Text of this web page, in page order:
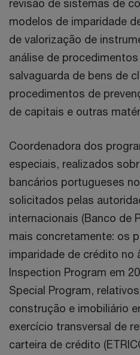
revisão de sistemas de
modelos de imparidade
de valorização de
análise de
salvaguarda de bens de
procedimentos de
de capitais e outras
Coordenadora dos
especiais, realizados
bancários portugueses
solicitados pelas
internacionais (Banco de
mais concretamente: os
imparidade de crédito no
Inspection Program em
Special Program,
construção e imobiliário
exercício transversal de
carteira de crédito